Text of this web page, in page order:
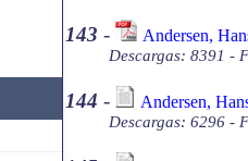
143 - Andersen,
Descargas: 8391 -
144 - Andersen,
Descargas: 6296 -